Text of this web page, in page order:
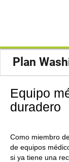
Plan
Equipo
duradero
Como miembro
de equipos
si ya tiene una